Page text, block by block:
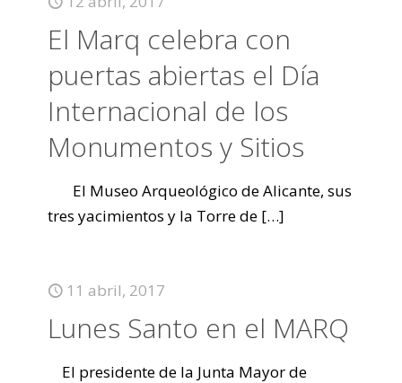
El Marq celebra con
puertas abiertas el Día
Internacional de los
Monumentos y Sitios
El Museo Arqueológico de Alicante, sus
tres yacimientos y la Torre de […]
11 abril, 2017
Lunes Santo en el MARQ
El presidente de la Junta Mayor de